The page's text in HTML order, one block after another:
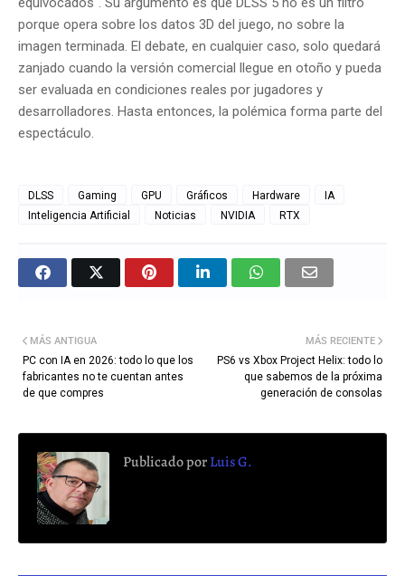
porque opera sobre los datos 3D del juego, no sobre la
imagen terminada. El debate, en cualquier caso, solo quedará
zanjado cuando la versión comercial llegue en otoño y pueda
ser evaluada en condiciones reales por jugadores y
desarrolladores. Hasta entonces, la polémica forma parte del
espectáculo.
DLSS Gaming GPU Gráficos Hardware
IA
Inteligencia Artificial
Noticias NVIDIA RTX
MÁS RECIENTE
PS6 vs Xbox Project Helix: todo lo
que sabemos de la próxima
generación de consolas
MÁS ANTIGUA
PC con IA en 2026: todo lo que los
fabricantes no te cuentan antes
de que compres
Publicado porLuis G.